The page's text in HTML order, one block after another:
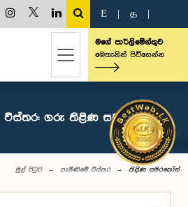
E த
මගේ පාර්ලිමේන්තුව
මෙතැනින් පිවිසෙන්න
විස්තර: ගරු තිළිණ සමරකෝන්
මුල් පිටුව පැමිණීමේ විස්තර තිළිණ සමරකෝන්